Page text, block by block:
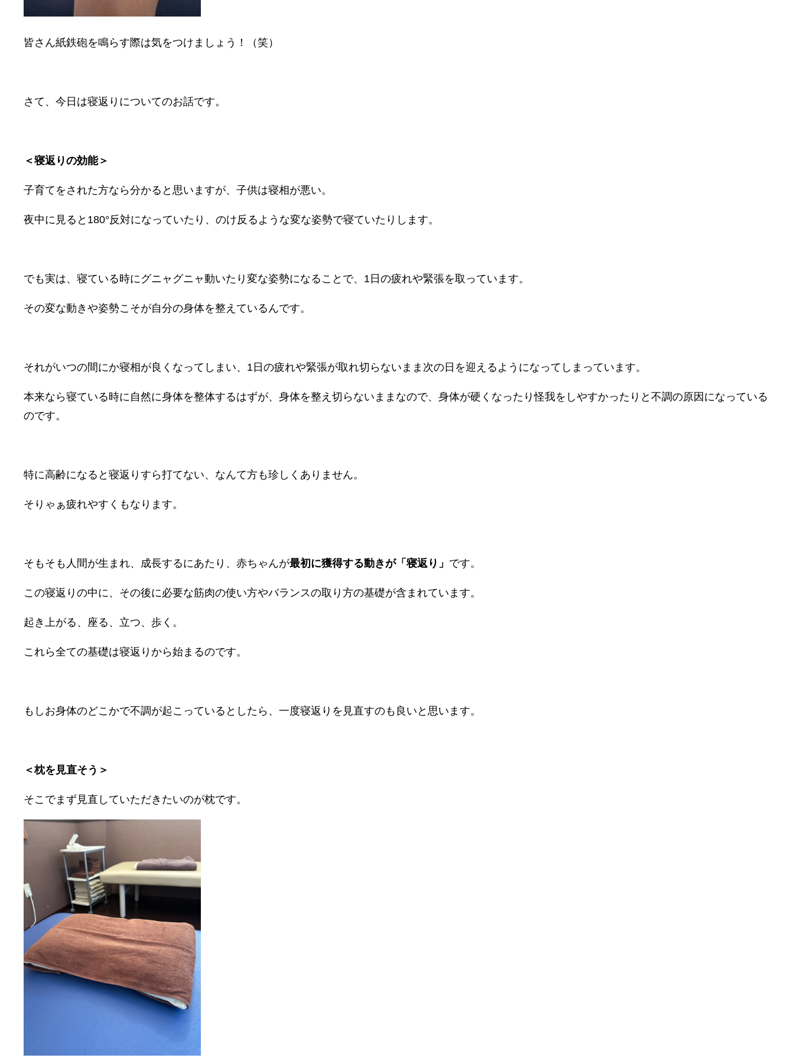
皆さん紙鉄砲を鳴らす際は気をつけましょう！（笑）
さて、今日は寝返りについてのお話です。
＜寝返りの効能＞
子育てをされた方なら分かると思いますが、子供は寝相が悪い。
夜中に見ると180°反対になっていたり、のけ反るような変な姿勢で寝ていたりします。
でも実は、寝ている時にグニャグニャ動いたり変な姿勢になることで、1日の疲れや緊張を取っています。
その変な動きや姿勢こそが自分の身体を整えているんです。
それがいつの間にか寝相が良くなってしまい、1日の疲れや緊張が取れ切らないまま次の日を迎えるようになってしまっています。
本来なら寝ている時に自然に身体を整体するはずが、身体を整え切らないままなので、身体が硬くなったり怪我をしやすかったりと不調の原因になっている
のです。
特に高齢になると寝返りすら打てない、なんて方も珍しくありません。
そりゃぁ疲れやすくもなります。
そもそも人間が生まれ、成長するにあたり、赤ちゃんが最初に獲得する動きが「寝返り」 です。
この寝返りの中に、その後に必要な筋肉の使い方やバランスの取り方の基礎が含まれています。
起き上がる、座る、立つ、歩く。
これら全ての基礎は寝返りから始まるのです。
もしお身体のどこかで不調が起こっているとしたら、一度寝返りを見直すのも良いと思います。
＜枕を見直そう＞
そこでまず見直していただきたいのが枕です。